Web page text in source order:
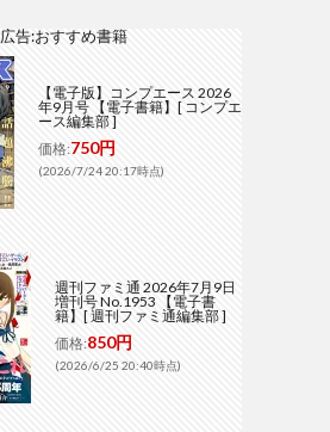
広告:おすすめ書籍
【電子版】コンプエース 2026
年9月号 【電子書籍】[ コンプエ
ース編集部 ]
価格:750円
(2026/7/24 20:17時点)
週刊ファミ通 2026年7月9日
増刊号 No.1953 【電子書
籍】[ 週刊ファミ通編集部 ]
価格:850円
(2026/6/25 20:40時点)